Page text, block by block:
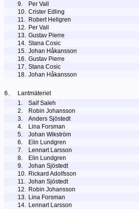
9.
Per Vall
10. Crister Edling
11. Robert Hellgren
12. Per Vall
13. Gustav Pierre
14. Stana Cosic
15. Johan Håkansson
16. Gustav Pierre
17. Stana Cosic
18. Johan Håkansson
6. Lantmäteriet
1.
Saif Saleh
2.
Robin Johansson
3.
Anders Sjöstedt
4.
Lina Forsman
5.
Johan Wikström
6.
Elin Lundgren
7.
Lennart Larsson
8.
Elin Lundgren
9.
Johan Sjöstedt
10. Rickard Adolfsson
11. Johan Sjöstedt
12. Robin Johansson
13. Lina Forsman
14. Lennart Larsson